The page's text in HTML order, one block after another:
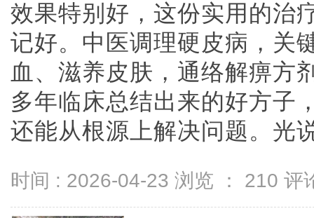
效果特别好，这份实用的治
记好。中医调理硬皮病，关
血、滋养皮肤，通络解痹方
多年临床总结出来的好方子
还能从根源上解决问题。光
时间 : 2026-04-23 浏览 ： 210 评